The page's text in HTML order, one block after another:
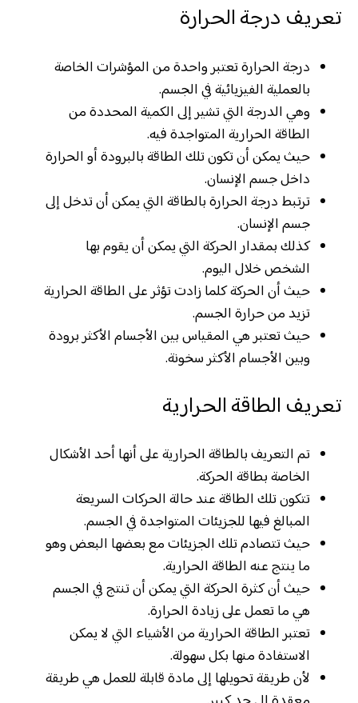
تعريف درجة الحرارة
درجة الحرارة تعتبر واحدة من المؤشرات الخاصة
بالعملية الفيزيائية في الجسم.
وهي الدرجة التي تشير إلى الكمية المحددة من
الطاقة الحرارية المتواجدة فيه.
حيث يمكن أن تكون تلك الطاقة بالبرودة أو الحرارة
داخل جسم الإنسان.
ترتبط درجة الحرارة بالطاقة التي يمكن أن تدخل إلى
جسم الإنسان.
كذلك بمقدار الحركة التي يمكن أن يقوم بها
الشخص خلال اليوم.
حيث أن الحركة كلما زادت تؤثر على الطاقة الحرارية
تزيد من حرارة الجسم.
حيث تعتبر هي المقياس بين الأجسام الأكثر برودة
وبين الأجسام الأكثر سخونة.
تعريف الطاقة الحرارية
تم التعريف بالطاقة الحرارية على أنها أحد الأشكال
الخاصة بطاقة الحركة.
تتكون تلك الطاقة عند حالة الحركات السريعة
المبالغ فيها للجزيئات المتواجدة في الجسم.
حيث تتصادم تلك الجزيئات مع بعضها البعض وهو
ما ينتج عنه الطاقة الحرارية.
حيث أن كثرة الحركة التي يمكن أن تنتج في الجسم
هي ما تعمل على زيادة الحرارة.
تعتبر الطاقة الحرارية من الأشياء التي لا يمكن
الاستفادة منها بكل سهولة.
لأن طريقة تحويلها إلى مادة قابلة للعمل هي طريقة